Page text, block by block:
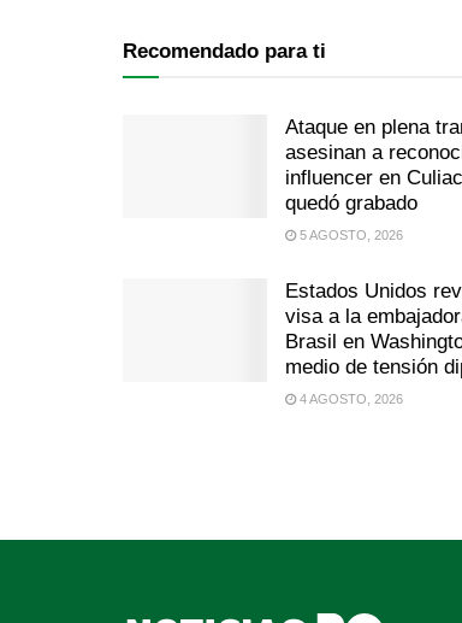
Recomendado para ti
Ataque en plena
asesinan a
influencer en
quedó grabado
5 AGOSTO, 2026
Estados Unidos
visa a la
Brasil en
medio de tensión
4 AGOSTO, 2026